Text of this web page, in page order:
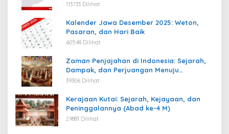
113733 Dilihat
Kalender Jawa Desember 2025: Weton,
Pasaran, dan Hari Baik
60548 Dilihat
Zaman Penjajahan di Indonesia: Sejarah,
Dampak, dan Perjuangan Menuju
Kemerdekaan
39306 Dilihat
Kerajaan Kutai: Sejarah, Kejayaan, dan
Peninggalannya (Abad ke-4 M)
29881 Dilihat